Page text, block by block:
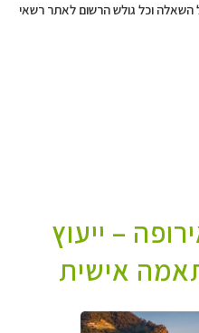
השאלה וכל גולש הרשום לאתר רשאי
– ייעוץ
אישית